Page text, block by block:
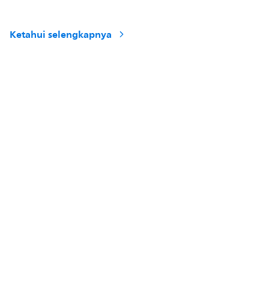
Ketahui selengkapnya